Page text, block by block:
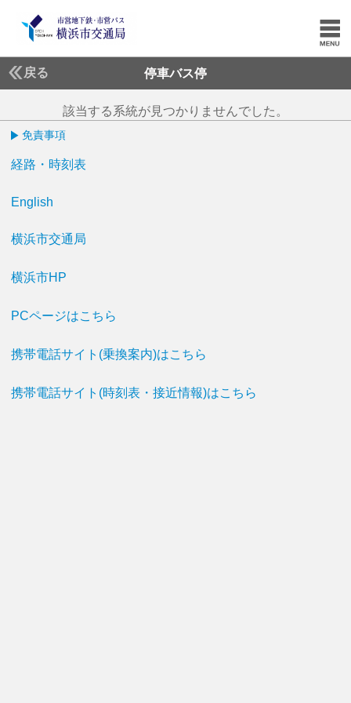
戻る 停車バス停
該当する系統が見つかりませんでした。
免責事項
経路・時刻表
English
横浜市交通局
横浜市HP
PCページはこちら
携帯電話サイト(乗換案内)はこちら
携帯電話サイト(時刻表・接近情報)はこちら